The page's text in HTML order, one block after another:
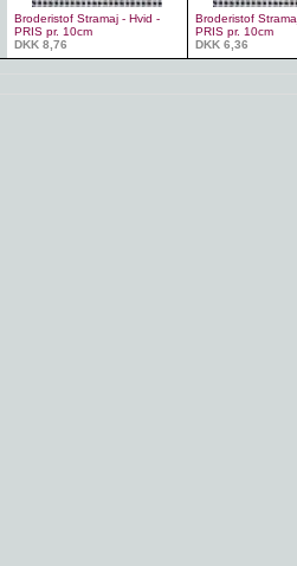
Broderistof Stramaj - Hvid -
PRIS pr. 10cm
DKK 8,76
Broderistof
PRIS pr. 10cm
DKK 6,36